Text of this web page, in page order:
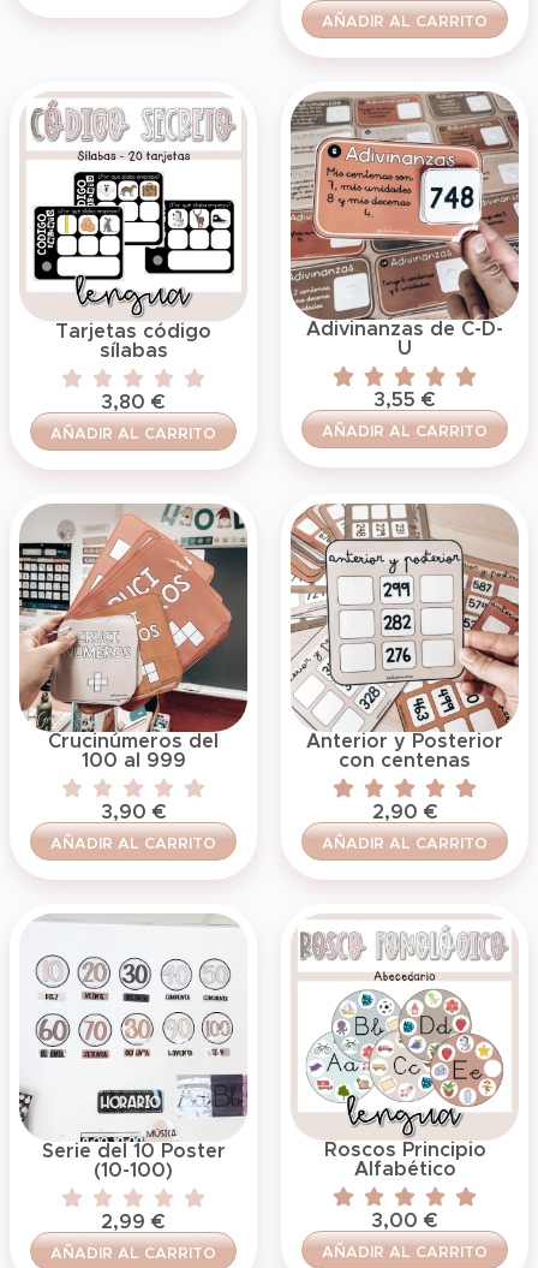
AÑADIR AL CARRITO
Tarjetas código
sílabas
3,80 €
AÑADIR AL CARRITO
Adivinanzas de C-D-
U
3,55 €
AÑADIR AL CARRITO
Crucinúmeros del
100 al 999
3,90 €
AÑADIR AL CARRITO
Anterior y Posterior
con centenas
2,90 €
AÑADIR AL CARRITO
Serie del 10 Poster
(10-100)
2,99 €
AÑADIR AL CARRITO
Roscos Principio
Alfabético
3,00 €
AÑADIR AL CARRITO